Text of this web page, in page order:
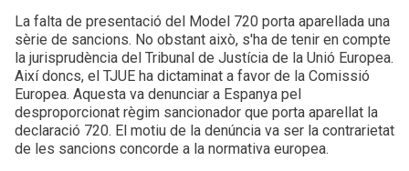
La falta de presentació del Model 720 porta aparellada una
sèrie de sancions. No obstant això, s'ha de tenir en compte
la jurisprudència del Tribunal de Justícia de la Unió Europea.
Així doncs, el TJUE ha dictaminat a favor de la Comissió
Europea. Aquesta va denunciar a Espanya pel
desproporcionat règim sancionador que porta aparellat la
declaració 720. El motiu de la denúncia va ser la contrarietat
de les sancions concorde a la normativa europea.